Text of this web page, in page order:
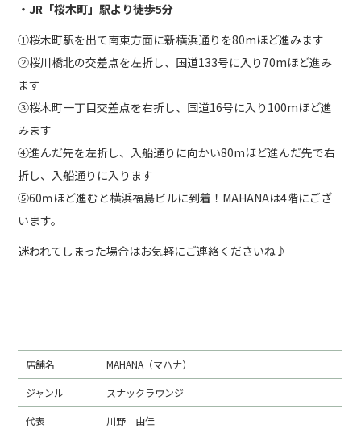
・JR「桜木町」駅より徒歩5分
①桜木町駅を出て南東方面に新横浜通りを80mほど進みます
②桜川橋北の交差点を左折し、国道133号に入り70mほど進み
ます
③桜木町一丁目交差点を右折し、国道16号に入り100mほど進
みます
④進んだ先を左折し、入船通りに向かい80mほど進んだ先で右
折し、入船通りに入ります
⑤60ｍほど進むと横浜福島ビルに到着！MAHANAは4階にござ
います。
迷われてしまった場合はお気軽にご連絡くださいね♪
店舗名 MAHANA（マハナ）
ジャンル スナックラウンジ
代表 川野 由佳